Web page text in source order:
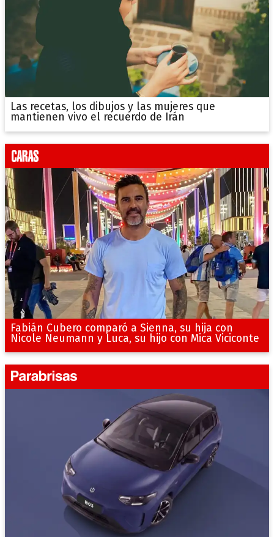
Las recetas, los dibujos y las mujeres que
mantienen vivo el recuerdo de Irán
Fabián Cubero comparó a Sienna, su hija con
Nicole Neumann y Luca, su hijo con Mica Viciconte